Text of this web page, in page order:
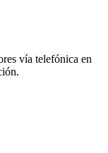
vía telefónica en